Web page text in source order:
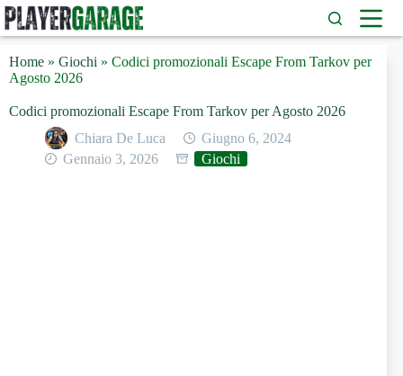
Salta
al
contenuto
Home » Giochi » Codici promozionali Escape From Tarkov per
Agosto 2026
Codici promozionali Escape From Tarkov per Agosto 2026
Chiara De Luca
Giugno 6, 2024
Gennaio 3, 2026
Giochi